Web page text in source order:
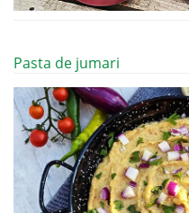
Pasta de jumari